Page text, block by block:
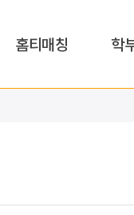
홈티매칭 학